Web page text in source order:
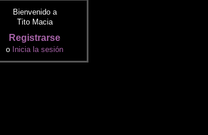
Bienvenido a
Tito Macia
Registrarse
o Inicia la sesión